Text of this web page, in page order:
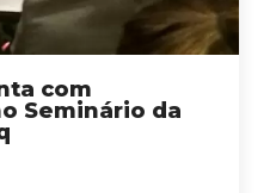
com
Seminário da